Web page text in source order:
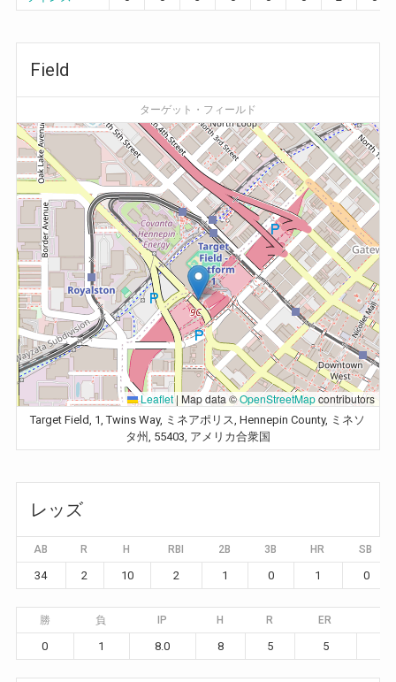
Field
ターゲット・フィールド
Leaflet| Map data ©OpenStreetMapcontributors
Target Field, 1, Twins Way, ミネアポリス, Hennepin County, ミネソ
タ州, 55403, アメリカ合衆国
レッズ
AB R H RBI 2B 3B HR SB
34 2 10 2 1 0 1 0
勝 負 IP H R ER
0 1 8.0 8 5 5